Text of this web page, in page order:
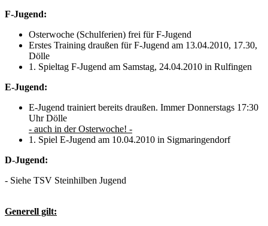
F-Jugend:
Osterwoche (Schulferien) frei für F-Jugend
Erstes Training draußen für F-Jugend am 13.04.2010, 17.30,
Dölle
1. Spieltag F-Jugend am Samstag, 24.04.2010 in Rulfingen
E-Jugend:
E-Jugend trainiert bereits draußen. Immer Donnerstags 17:30
Uhr Dölle
- auch in der Osterwoche! -
1. Spiel E-Jugend am 10.04.2010 in Sigmaringendorf
D-Jugend:
- Siehe TSV Steinhilben Jugend
Generell gilt: